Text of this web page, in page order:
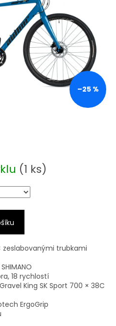
–25 %
(1 ks)
zeslabovanými trubkami
18 rychlostí
King SK Sport 700 × 38C
ErgoGrip